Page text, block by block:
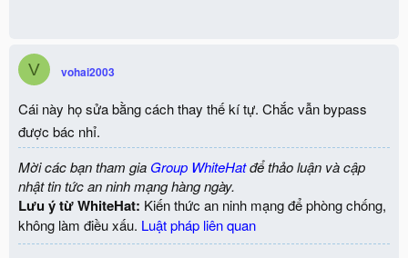
V vohai2003
Cái này họ sửa bằng cách thay thế kí tự. Chắc vẫn bypass
được bác nhỉ.
Mời các bạn tham gia Group WhiteHatđể thảo luận và cập
nhật tin tức an ninh mạng hàng ngày.
Lưu ý từ WhiteHat: Kiến thức an ninh mạng để phòng chống,
không làm điều xấu. Luật pháp liên quan